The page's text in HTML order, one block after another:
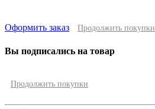
Оформить заказ Продолжить покупки
Вы подписались на товар
Продолжить покупки